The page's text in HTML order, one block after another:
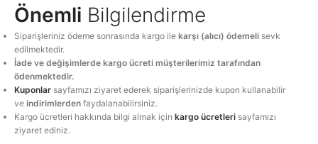
Önemli Bilgilendirme
Siparişleriniz ödeme sonrasında kargo ilekarşı (alıcı) ödemeli sevk
edilmektedir.
İade ve değişimlerde kargo ücreti müşterilerimiz tarafından
ödenmektedir.
Kuponlar sayfamızı ziyaret ederek siparişlerinizde kupon kullanabilir
veindirimlerden faydalanabilirsiniz.
Kargo ücretleri hakkında bilgi almak içinkargo ücretleri sayfamızı
ziyaret ediniz.